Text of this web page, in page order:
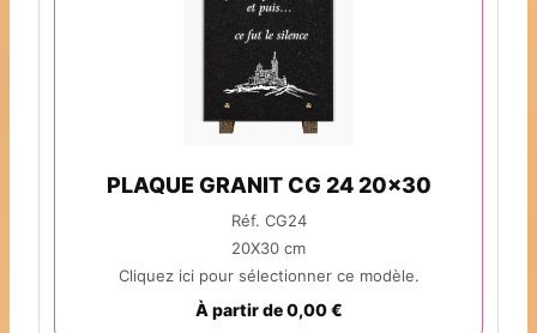
PLAQUE GRANIT CG 24 20x30
Réf. CG24
20X30 cm
Cliquez ici pour sélectionner ce modèle.
À partir de 0,00 €